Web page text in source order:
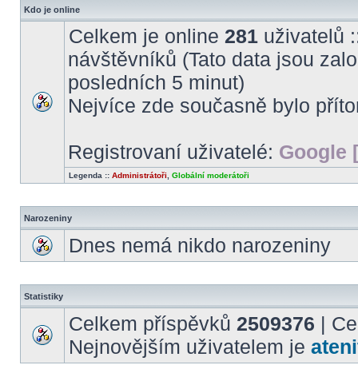
Kdo je online
Celkem je online 281 uživatelů
návštěvníků (Tato data jsou
posledních 5 minut)
Nejvíce zde současně bylo
Registrovaní uživatelé: Google
Legenda :: Administrátoři Globální moderátoři
Narozeniny
Dnes nemá nikdo narozeniny
Statistiky
Celkem příspěvků 2509376 |
Nejnovějším uživatelem je